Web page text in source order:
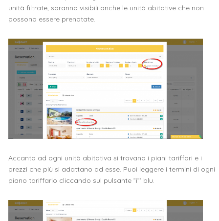
unità filtrate, saranno visibili anche le unità abitative che non
possono essere prenotate.
Accanto ad ogni unità abitativa si trovano i piani tariffari e i
prezzi che più si adattano ad esse. Puoi leggere i termini di ogni
piano tariffario cliccando sul pulsante ”i”’ blu.